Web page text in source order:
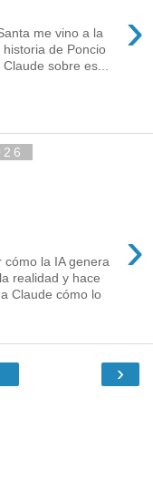
›
me vino a la
de Poncio
sobre es...
›
cómo la IA genera
realidad y hace
Claude cómo lo
›